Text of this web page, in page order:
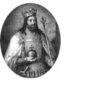
Uwaga:
ta
witryna
zawiera
system
dostępności.